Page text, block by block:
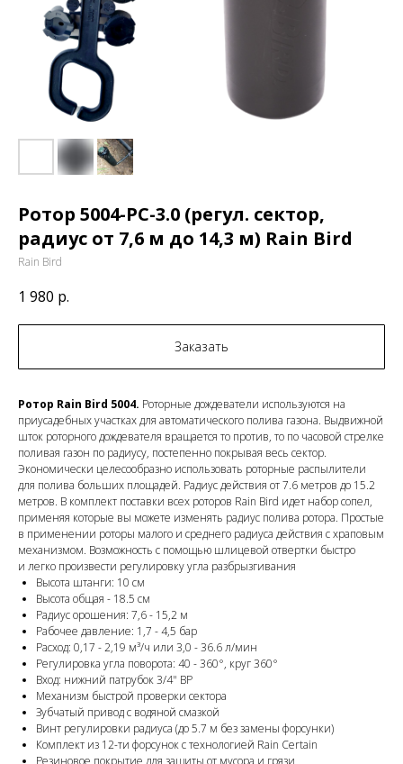
Ротор 5004-PC-3.0 (регул. сектор,
радиус от 7,6 м до 14,3 м) Rain Bird
Rain Bird
1 980 р.
Заказать
Ротор Rain Bird 5004. Роторные дождеватели используются на
приусадебных участках для автоматического полива газона. Выдвижной
шток роторного дождевателя вращается то против, то по часовой стрелке
поливая газон по радиусу, постепенно покрывая весь сектор.
Экономически целесообразно использовать роторные распылители
для полива больших площадей. Радиус действия от 7.6 метров до 15.2
метров. В комплект поставки всех роторов Rain Bird идет набор сопел,
применяя которые вы можете изменять радиус полива ротора. Простые
в применении роторы малого и среднего радиуса действия с храповым
механизмом. Возможность с помощью шлицевой отвертки быстро
и легко произвести регулировку угла разбрызгивания
Высота штанги: 10 см
Высота общая - 18.5 см
Радиус орошения: 7,6 - 15,2 м
Рабочее давление: 1,7 - 4,5 бар
Расход: 0,17 - 2,19 м³/ч или 3,0 - 36.6 л/мин
Регулировка угла поворота: 40 - 360°, круг 360°
Вход: нижний патрубок 3/4" ВР
Механизм быстрой проверки сектора
Зубчатый привод с водяной смазкой
Винт регулировки радиуса (до 5.7 м без замены форсунки)
Комплект из 12-ти форсунок с технологией Rain Certain